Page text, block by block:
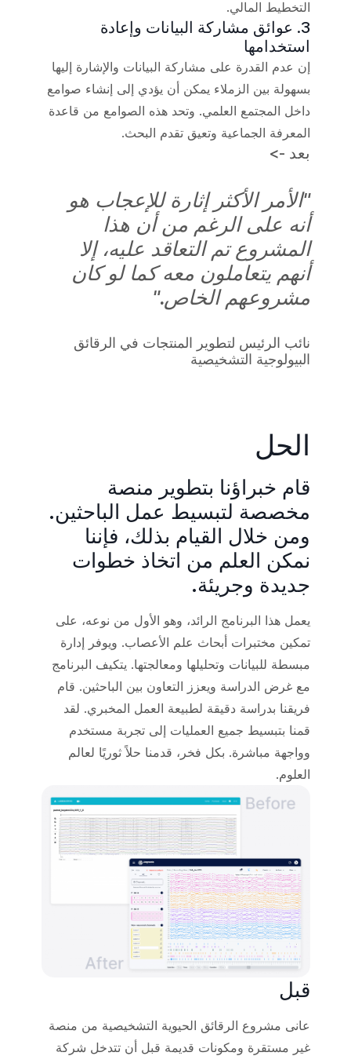
التخطيط المالي.
3. عوائق مشاركة البيانات وإعادة
استخدامها
إن عدم القدرة على مشاركة البيانات والإشارة إليها
بسهولة بين الزملاء يمكن أن يؤدي إلى إنشاء صوامع
داخل المجتمع العلمي. وتحد هذه الصوامع من قاعدة
المعرفة الجماعية وتعيق تقدم البحث.
بعد ->
"الأمر الأكثر إثارة للإعجاب هو
أنه على الرغم من أن هذا
المشروع تم التعاقد عليه، إلا
أنهم يتعاملون معه كما لو كان
مشروعهم الخاص."
نائب الرئيس لتطوير المنتجات في الرقائق
البيولوجية التشخيصية
الحل
قام خبراؤنا بتطوير منصة
مخصصة لتبسيط عمل الباحثين.
ومن خلال القيام بذلك، فإننا
نمكن العلم من اتخاذ خطوات
جديدة وجريئة.
يعمل هذا البرنامج الرائد، وهو الأول من نوعه، على
تمكين مختبرات أبحاث علم الأعصاب. ويوفر إدارة
مبسطة للبيانات وتحليلها ومعالجتها. يتكيف البرنامج
مع غرض الدراسة ويعزز التعاون بين الباحثين. قام
فريقنا بدراسة دقيقة لطبيعة العمل المخبري. لقد
قمنا بتبسيط جميع العمليات إلى تجربة مستخدم
وواجهة مباشرة. بكل فخر، قدمنا حلاً ثوريًا لعالم
العلوم.
قبل
عانى مشروع الرقائق الحيوية التشخيصية من منصة
غير مستقرة ومكونات قديمة قبل أن تتدخل شركة